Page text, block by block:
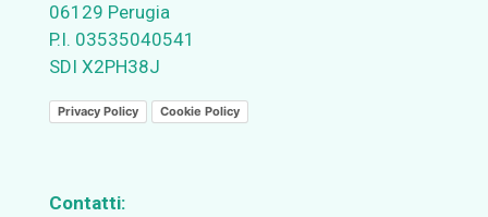
06129 Perugia
P.I. 03535040541
SDI X2PH38J
Privacy Policy Cookie Policy
Contatti: